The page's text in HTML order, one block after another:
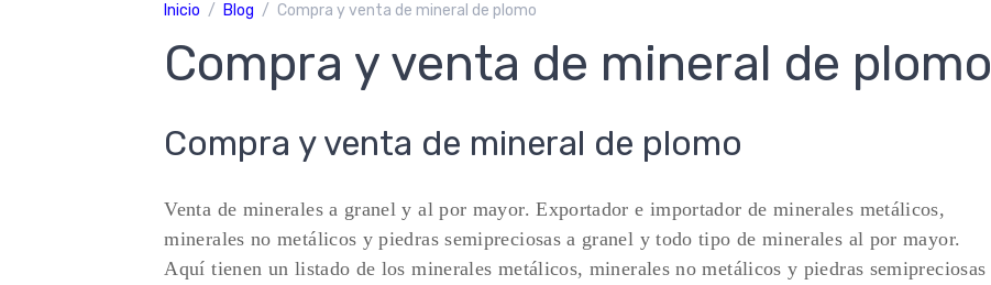
Inicio Blog Compra y venta de mineral de plomo
Compra y venta de mineral de plomo
Compra y venta de mineral de plomo
Venta de minerales a granel y al por mayor. Exportador e importador de minerales metálicos,
minerales no metálicos y piedras semipreciosas a granel y todo tipo de minerales al por mayor.
Aquí tienen un listado de los minerales metálicos, minerales no metálicos y piedras semipreciosas